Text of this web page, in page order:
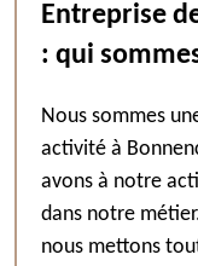
Entreprise
: qui
Nous sommes
activité à
avons à notre
dans notre
nous mettons